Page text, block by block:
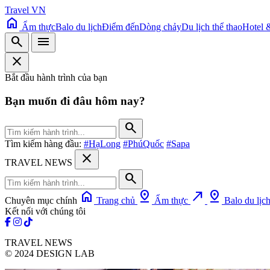
Travel VN
home Ẩm thựcBalo du lịchĐiểm đếnDòng chảyDu lịch thể thaoHotel
search
menu
close
Bắt đầu hành trình của bạn
Bạn muốn đi đâu hôm nay?
search
Tìm kiếm hàng đầu: #HạLong #PhúQuốc #Sapa
TRAVEL NEWS
close
search
Chuyên mục chính home Trang chủ pin_drop Ẩm thực north_east pin_drop Balo du lịch
Kết nối với chúng tôi
TRAVEL NEWS
© 2024 DESIGN LAB